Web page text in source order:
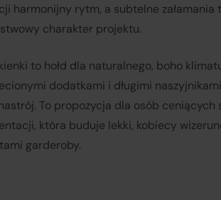
harmonijny rytm, a subtelne załamania
charakter projektu.
to hołd dla naturalnego, boho
dodatkami i długimi
To propozycja dla osób
która buduje lekki, kobiecy
garderoby.